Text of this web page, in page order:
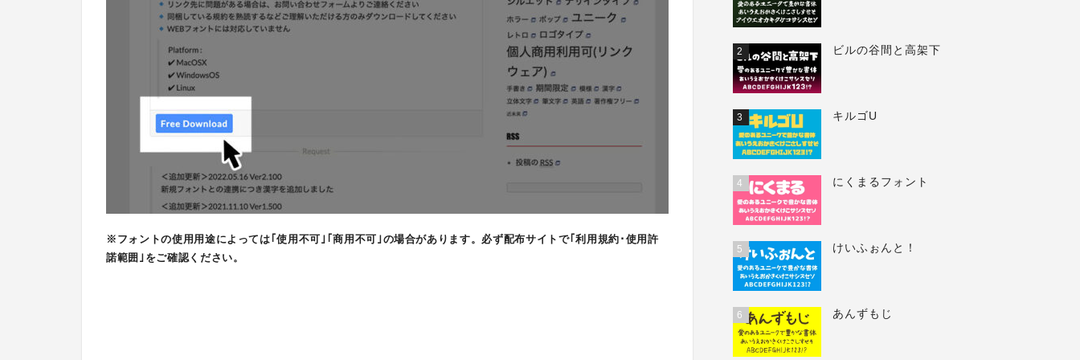
※フォントの使用用途によっては｢使用不可｣｢商用不可｣の場合があります。必ず配布サイトで｢利用規約･使用許
諾範囲｣をご確認ください。
2 ビルの谷間と高架下
3 キルゴU
4 にくまるフォント
5 けいふぉんと！
6 あんずもじ